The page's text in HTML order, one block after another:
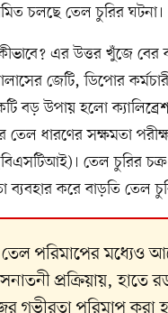
চলছে তেল চুরির ঘটনা।
এর উত্তর খুঁজে বের
জেটি, ডিপোর
বড় উপায় হলো
ধারণের সক্ষমতা
তেল চুরির
করে বাড়তি তেল
পরিমাপের মধ্যেও
প্রক্রিয়ায়, হাতে